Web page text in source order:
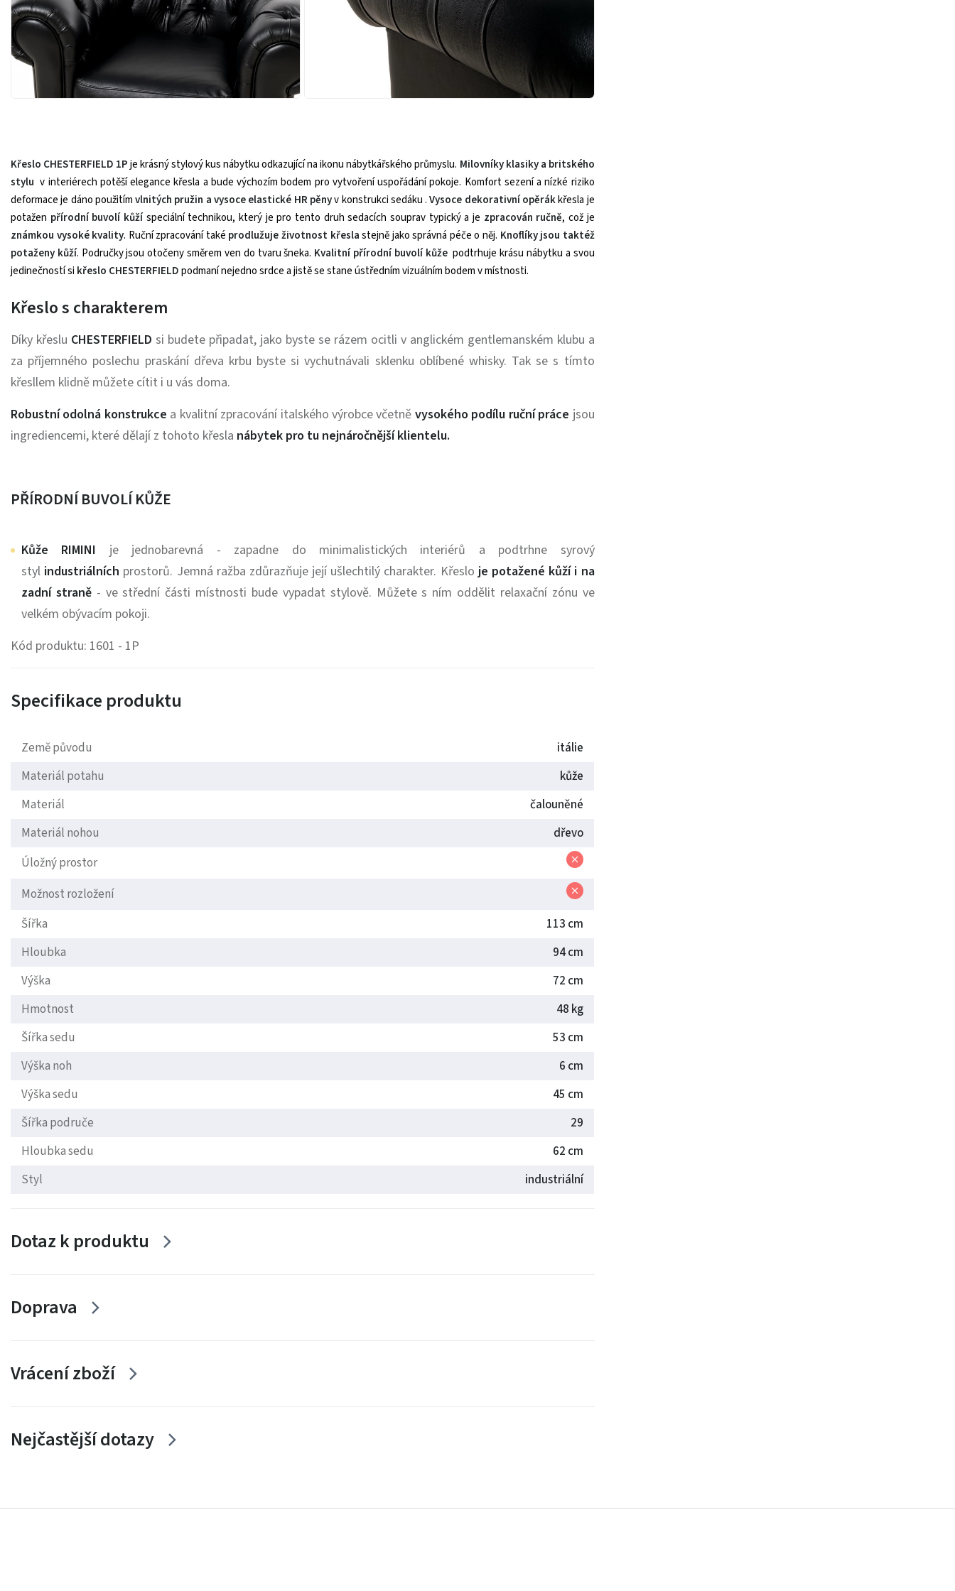
Křeslo CHESTERFIELD 1Pje krásný stylový kus nábytku odkazující na ikonu nábytkářského průmyslu. Milovníky klasiky a britského
stylu v interiérech potěší elegance křesla a bude výchozím bodem pro vytvoření uspořádání pokoje. Komfort sezení a nízké riziko
deformace je dáno použitímvlnitých pružin a vysoce elastické HR pěnyv konstrukci sedáku .Vysoce dekorativní opěrákkřesla je
potažen přírodní buvolí kůžíspeciální technikou, který je pro tento druh sedacích souprav typický a je zpracován ručně, což je
známkou vysoké kvality. Ruční zpracování také prodlužuje životnost křeslastejně jako správná péče o něj. Knoflíky jsou taktéž
potaženy kůží. Područky jsou otočeny směrem ven do tvaru šneka. Kvalitní přírodní buvolí kůže podtrhuje krásu nábytku a svou
jedinečností si křeslo CHESTERFIELDpodmaní nejedno srdce a jistě se stane ústředním vizuálním bodem v místnosti.
Křeslo s charakterem
Díky křeslu CHESTERFIELD si budete připadat, jako byste se rázem ocitli v anglickém gentlemanském klubu a
za příjemného poslechu praskání dřeva krbu byste si vychutnávali sklenku oblíbené whisky. Tak se s tímto
křesllem klidně můžete cítit i u vás doma.
Robustní odolná konstrukce a kvalitní zpracování italského výrobce včetně vysokého podílu ruční práce jsou
ingrediencemi, které dělají z tohoto křesla nábytek pro tu nejnáročnější klientelu.
PŘÍRODNÍ BUVOLÍ KŮŽE
Kůže RIMINI je jednobarevná - zapadne do minimalistických interiérů a podtrhne syrový
styl industriálních prostorů. Jemná ražba zdůrazňuje její ušlechtilý charakter. Křeslo je potažené kůží i na
zadní straně- ve střední části místnosti bude vypadat stylově. Můžete s ním oddělit relaxační zónu ve
velkém obývacím pokoji.
Kód produktu: 1601 - 1P
Specifikace produktu
Země původu
itálie
Materiál potahu
kůže
Materiál
čalouněné
Materiál nohou
dřevo
Úložný prostor
Možnost rozložení
Šířka
113 cm
Hloubka
94 cm
Výška
72 cm
Hmotnost
48 kg
Šířka sedu
53 cm
Výška noh
6 cm
Výška sedu
45 cm
Šířka područe
29
Hloubka sedu
62 cm
Styl
industriální
Dotaz k produktu
Doprava
Vrácení zboží
Nejčastější dotazy